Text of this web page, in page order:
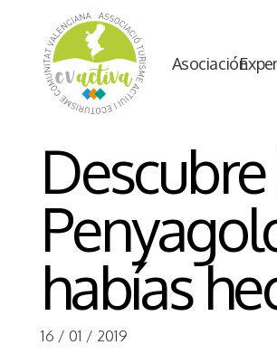
Asociación
habías
16 / 01 / 2019